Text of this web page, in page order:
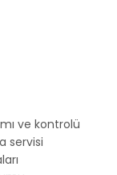
ve kontrolü
servisi